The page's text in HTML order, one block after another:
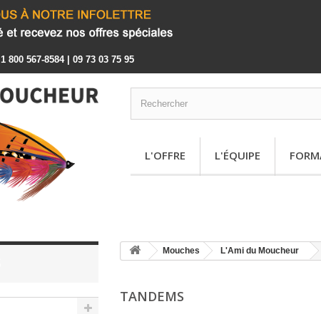
1 800 567-8584 | 09 73 03 75 95
L'OFFRE L'ÉQUIPE
Mouches L'Ami du Moucheur
TANDEMS